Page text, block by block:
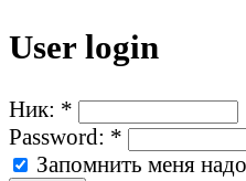
User login
Ник: *
Password: *
Запомнить меня